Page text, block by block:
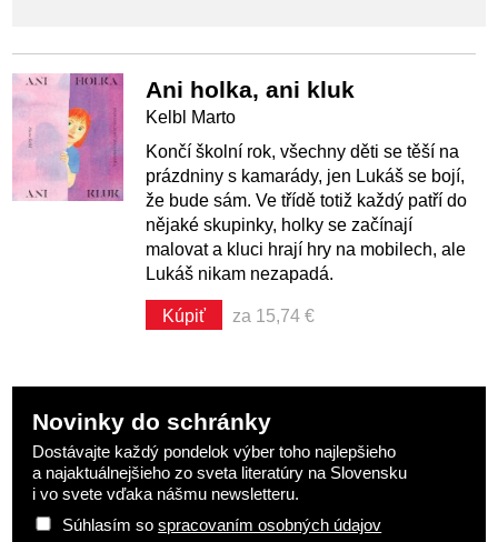
Ani holka, ani kluk
Kelbl Marto
Končí školní rok, všechny děti se těší na
prázdniny s kamarády, jen Lukáš se bojí,
že bude sám. Ve třídě totiž každý patří do
nějaké skupinky, holky se začínají
malovat a kluci hrají hry na mobilech, ale
Lukáš nikam nezapadá.
Kúpiť za 15,74 €
Novinky do schránky
Dostávajte každý pondelok výber toho najlepšieho
a najaktuálnejšieho zo sveta literatúry na Slovensku
i vo svete vďaka nášmu newsletteru.
Súhlasím sospracovaním osobných údajov